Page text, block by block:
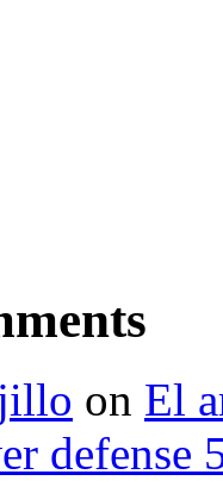
on El
defense